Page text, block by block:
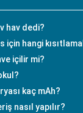
hav dedi?
için hangi
içilir mi?
kaç mAh?
nasıl yapılır?